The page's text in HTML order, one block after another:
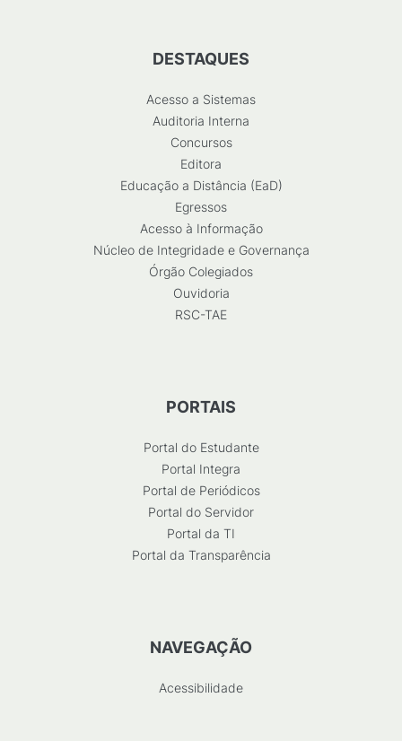
DESTAQUES
Acesso a Sistemas
Auditoria Interna
Concursos
Editora
Educação a Distância (EaD)
Egressos
Acesso à Informação
Núcleo de Integridade e Governança
Órgão Colegiados
Ouvidoria
RSC-TAE
PORTAIS
Portal do Estudante
Portal Integra
Portal de Periódicos
Portal do Servidor
Portal da TI
Portal da Transparência
NAVEGAÇÃO
Acessibilidade